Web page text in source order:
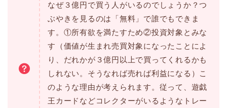
なぜ３億円で買う人がいるのでしょうか？つ
ぶやきを見るのは「無料」で誰でもできま
す。①所有欲を満たすため②投資対象とみな
す（価値が生まれ売買対象になったことによ
り、だれかが３億円以上で買ってくれるかも
しれない。そうなれば売れば利益になる）こ
のような理由が考えられます。従って、遊戯
王カードなどコレクターがいるようなトレー